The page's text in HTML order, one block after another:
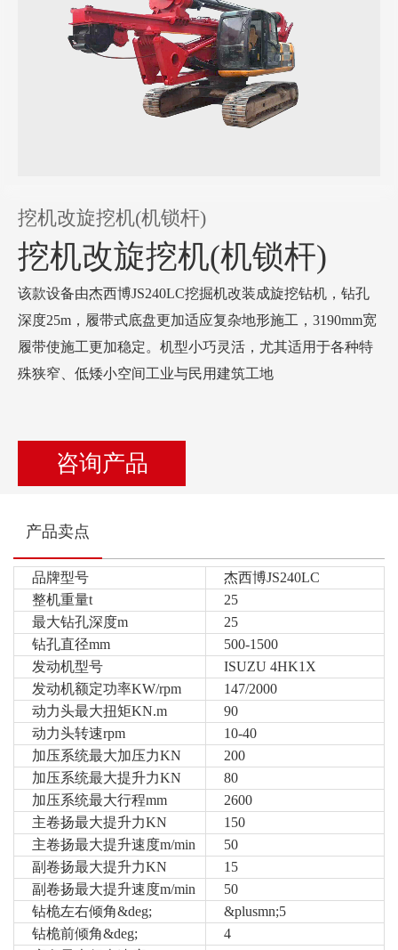
挖机改旋挖机(机锁杆)
挖机改旋挖机(机锁杆)
该款设备由杰西博JS240LC挖掘机改装成旋挖钻机，钻孔
深度25m，履带式底盘更加适应复杂地形施工，3190mm宽
履带使施工更加稳定。机型小巧灵活，尤其适用于各种特
殊狭窄、低矮小空间工业与民用建筑工地
咨询产品
产品卖点
品牌型号
杰西博JS240LC
整机重量t
25
最大钻孔深度m
25
钻孔直径mm
500-1500
发动机型号
ISUZU 4HK1X
发动机额定功率KW/rpm
147/2000
动力头最大扭矩KN.m
90
动力头转速rpm
10-40
加压系统最大加压力KN
200
加压系统最大提升力KN
80
加压系统最大行程mm
2600
主卷扬最大提升力KN
150
主卷扬最大提升速度m/min
50
副卷扬最大提升力KN
15
副卷扬最大提升速度m/min
50
钻桅左右倾角&deg;
&plusmn;5
钻桅前倾角&deg;
4